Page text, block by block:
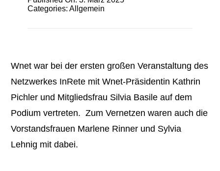
Categories: Allgemein
Wnet war bei der ersten großen Veranstaltung des
Netzwerkes InRete mit Wnet-Präsidentin Kathrin
Pichler und Mitgliedsfrau Silvia Basile auf dem
Podium vertreten. Zum Vernetzen waren auch die
Vorstandsfrauen Marlene Rinner und Sylvia
Lehnig mit dabei.